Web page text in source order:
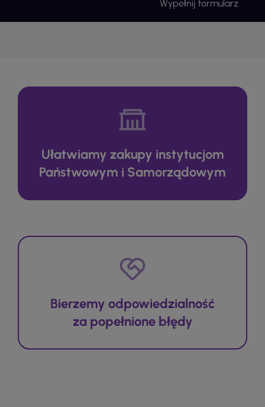
Wypełnij formularz
Ułatwiamy zakupy instytucjom
Państwowym i Samorządowym
Bierzemy odpowiedzialność
za popełnione błędy